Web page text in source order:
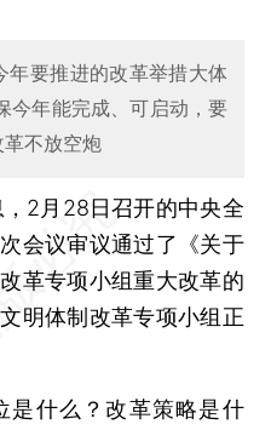
年要推进的改革举措大体
今年能完成、可启动，要
不放空炮
2月28日召开的中央全
会议审议通过了《关于
革专项小组重大改革的
明体制改革专项小组正
什么？改革策略是什